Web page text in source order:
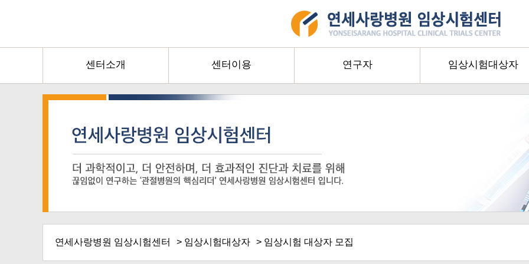
센터소개 센터이용 연구자 임상시험대상자
연세사랑병원 임상시험센터 > 임상시험대상자 > 임상시험 대상자 모집